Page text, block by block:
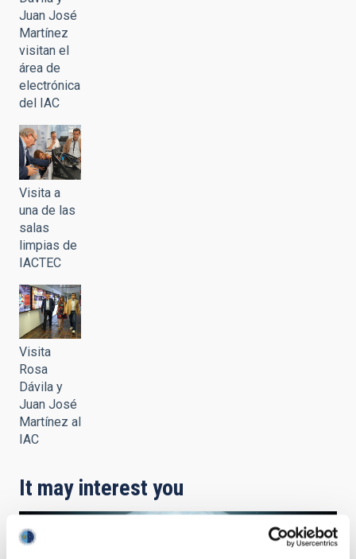
Juan José
Martínez
visitan el
área de
electrónica
del IAC
Visita a
una de las
salas
limpias de
IACTEC
Visita
Rosa
Dávila y
Juan José
Martínez al
IAC
It may interest you